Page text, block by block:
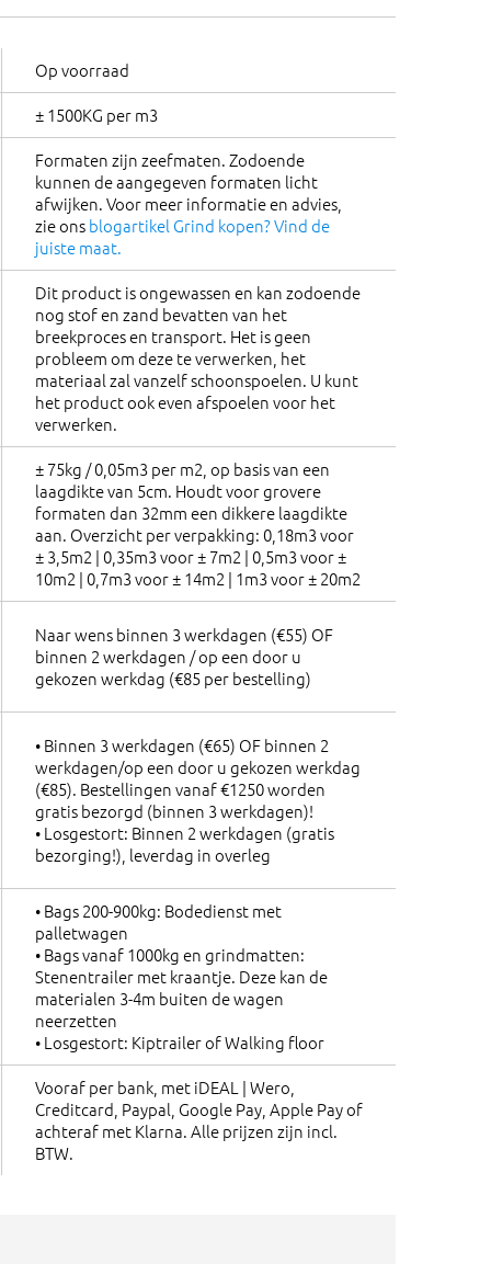
Op voorraad
± 1500KG per m3
Formaten zijn zeefmaten. Zodoende
kunnen de aangegeven formaten licht
afwijken. Voor meer informatie en advies,
zie onsblogartikel Grind kopen? Vind de
juiste maat.
Dit product is ongewassen en kan zodoende
nog stof en zand bevatten van het
breekproces en transport. Het is geen
probleem om deze te verwerken, het
materiaal zal vanzelf schoonspoelen. U kunt
het product ook even afspoelen voor het
verwerken.
± 75kg / 0,05m3 per m2, op basis van een
laagdikte van 5cm. Houdt voor grovere
formaten dan 32mm een dikkere laagdikte
aan. Overzicht per verpakking: 0,18m3 voor
± 3,5m2 | 0,35m3 voor ± 7m2 | 0,5m3 voor ±
10m2 | 0,7m3 voor ± 14m2 | 1m3 voor ± 20m2
Naar wens binnen 3 werkdagen (€55) OF
binnen 2 werkdagen / op een door u
gekozen werkdag (€85 per bestelling)
• Binnen 3 werkdagen (€65) OF binnen 2
werkdagen/op een door u gekozen werkdag
(€85). Bestellingen vanaf €1250 worden
gratis bezorgd (binnen 3 werkdagen)!
• Losgestort: Binnen 2 werkdagen (gratis
bezorging!), leverdag in overleg
• Bags 200-900kg: Bodedienst met
palletwagen
• Bags vanaf 1000kg en grindmatten:
Stenentrailer met kraantje. Deze kan de
materialen 3-4m buiten de wagen
neerzetten
• Losgestort: Kiptrailer of Walking floor
Vooraf per bank, met iDEAL | Wero,
Creditcard, Paypal, Google Pay, Apple Pay of
achteraf met Klarna. Alle prijzen zijn incl.
BTW.